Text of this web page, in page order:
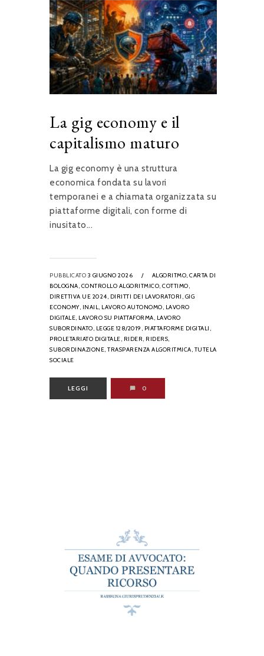
La gig economy e il
capitalismo maturo
La gig economy è una struttura
economica fondata su lavori
temporanei e a chiamata organizzata su
piattaforme digitali, con forme di
inusitato...
PUBBLICATO 3 GIUGNO 2026 / ALGORITMO, CARTA DI
BOLOGNA, CONTROLLO ALGORITMICO, COTTIMO,
DIRETTIVA UE 2024, DIRITTI DEI LAVORATORI, GIG
ECONOMY, INAIL, LAVORO AUTONOMO, LAVORO
DIGITALE, LAVORO SU PIATTAFORMA, LAVORO
SUBORDINATO, LEGGE 128/2019, PIATTAFORME DIGITALI,
PROLETARIATO DIGITALE, RIDER, RIDERS,
SUBORDINAZIONE, TRASPARENZA ALGORITMICA, TUTELA
SOCIALE
LEGGI 0